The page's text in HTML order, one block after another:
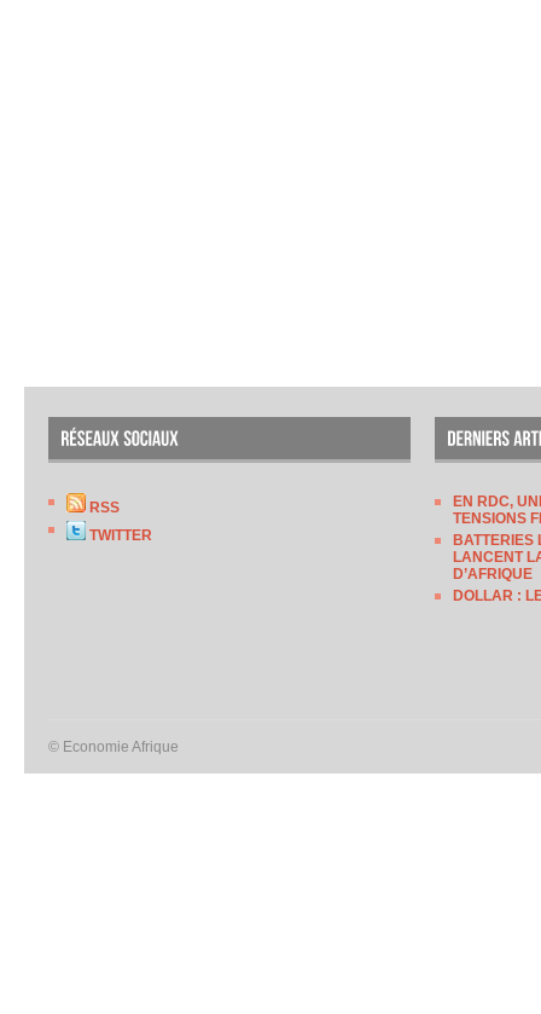
RSS
TWITTER
EN RDC,
TENSIONS
BATTERIES
LANCENT
D’AFRIQUE
DOLLAR :
© Economie Afrique